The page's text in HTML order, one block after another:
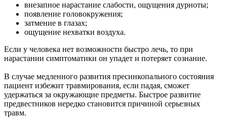
внезапное нарастание слабости, ощущения дурноты;
появление головокружения;
затмение в глазах;
ощущение нехватки воздуха.
Если у человека нет возможности быстро лечь, то при
нарастании симптоматики он упадет и потеряет сознание.
В случае медленного развития пресинкопального состояния
пациент избежит травмирования, если падая, сможет
удержаться за окружающие предметы. Быстрое развитие
предвестников нередко становится причиной серьезных
травм.